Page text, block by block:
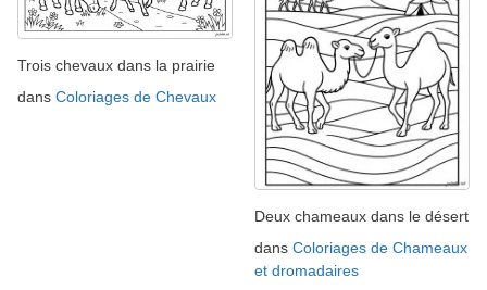
Trois chevaux dans la prairie
dans Coloriages de Chevaux
Deux chameaux dans le désert
dans Coloriages de Chameaux
et dromadaires